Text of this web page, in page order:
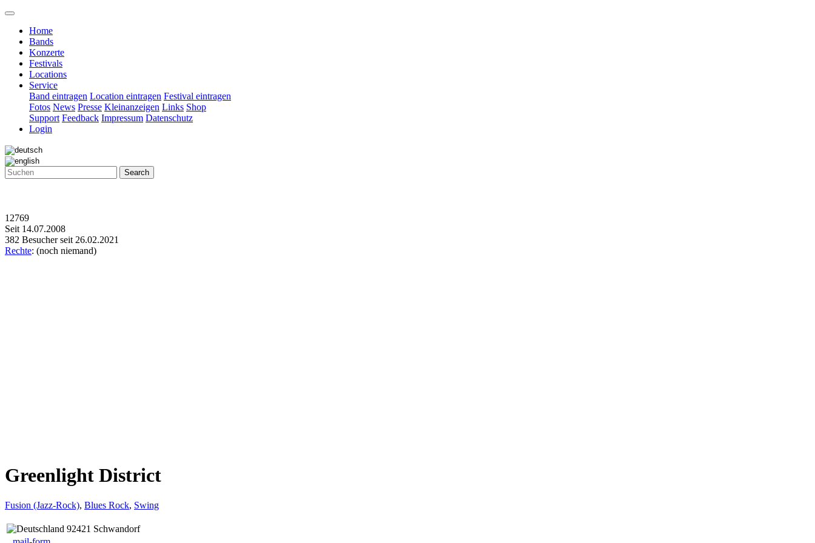
Home
Bands
Konzerte
Festivals
Locations
Service
Band eintragen Location eintragen Festival eintragen
Fotos News Presse Kleinanzeigen Links Shop
Support Feedback Impressum Datenschutz
Login
Search
12769
Seit 14.07.2008
382 Besucher seit 26.02.2021
Rechte: (noch niemand)
Greenlight District
Fusion (Jazz-Rock), Blues Rock, Swing
92421 Schwandorf